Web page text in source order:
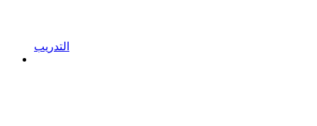
التدريب